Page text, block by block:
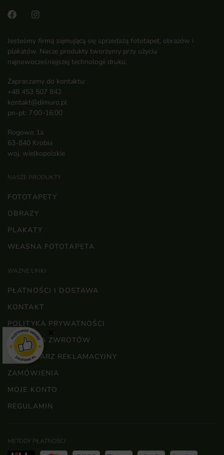
Jesteśmy firmą zajmującą się sprzedażą fototapet, obrazów i
plakatów. Nasze produkty tworzymy przy użyciu
najnowocześniejszej technologii druku.
Zapraszamy do kontaktu:
+48 453 507 842
kontakt@dimuro.pl
pn-pt: 7:00-16:00
Rogowo 1a
63-840 Krobia
woj. wielkopolskie
NASZE PRODUKTY
FOTOTAPETY
OBRAZY
PLAKATY
WŁASNA FOTOTAPETA
WAŻNE LINKI
PŁATNOŚCI I DOSTAWA
KONTAKT
POLITYKA PRYWATNOŚCI
POLITYKA ZWROTÓW
FORMULARZ REKLAMACYJNY
ZAMÓWIENIA
MOJE KONTO
REGULAMIN
METODY PŁATNOŚCI